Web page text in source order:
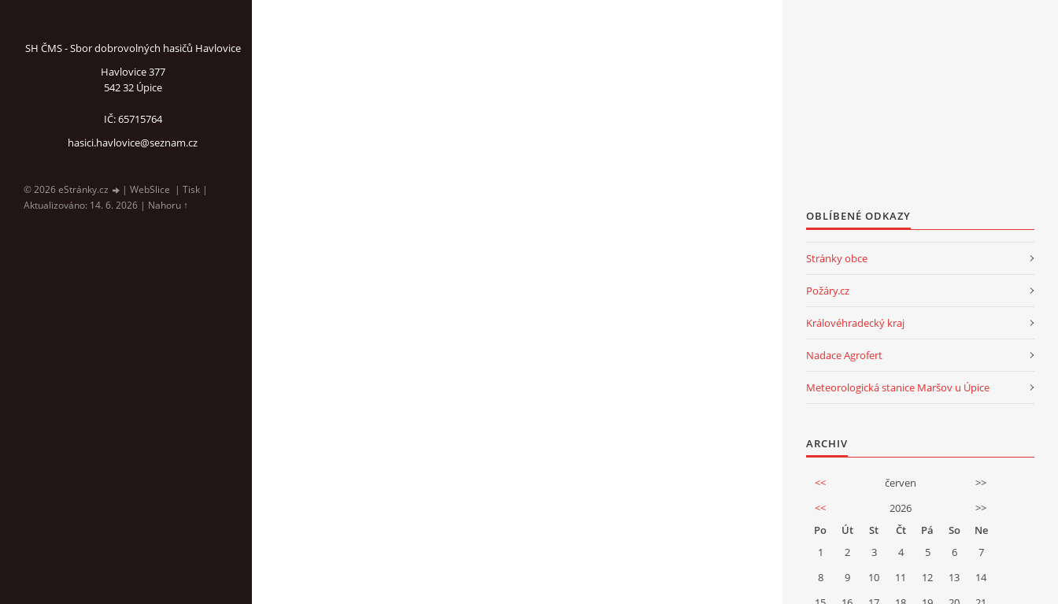
SH ČMS - Sbor dobrovolných hasičů Havlovice
Havlovice 377
542 32 Úpice
IČ: 65715764
hasici.havlovice@seznam.cz
© 2026 eStránky.cz | WebSlice | Tisk |
Aktualizováno: 14. 6. 2026 | Nahoru ↑
OBLÍBENÉ ODKAZY
Stránky obce
Požáry.cz
Královéhradecký kraj
Nadace Agrofert
Meteorologická stanice Maršov u Úpice
ARCHIV
<< červen
>>
<<
2026
>>
Po
Út St Čt Pá So
Ne
1
2 3 4 5 6
7
8
9 10 11 12 13
14